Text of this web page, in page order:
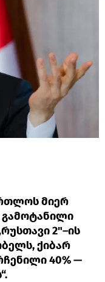
მიერ
გამოტანილი
2"–ის
ქიბარ
40% —